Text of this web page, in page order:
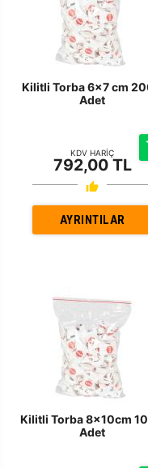
Kilitli Torba 6x7 cm
Adet
KDV HARİÇ
792,00 TL
AYRINTILAR
Kilitli Torba 8x10cm
Adet